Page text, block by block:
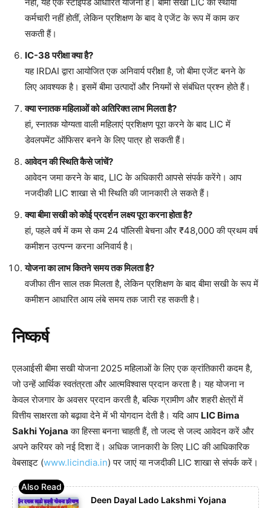
कर्मचारी नहीं होतीं, लेकिन प्रशिक्षण के बाद वे एजेंट के रूप में काम कर
सकती हैं।
IC-38 परीक्षा क्या है?
यह IRDAI द्वारा आयोजित एक अनिवार्य परीक्षा है, जो बीमा एजेंट बनने के
लिए आवश्यक है। इसमें बीमा उत्पादों और नियमों से संबंधित प्रश्न होते हैं।
क्या स्नातक महिलाओं को अतिरिक्त लाभ मिलता है?
हां, स्नातक योग्यता वाली महिलाएं प्रशिक्षण पूरा करने के बाद LIC में
डेवलपमेंट ऑफिसर बनने के लिए पात्र हो सकती हैं।
आवेदन की स्थिति कैसे जांचें?
आवेदन जमा करने के बाद, LIC के अधिकारी आपसे संपर्क करेंगे। आप
नजदीकी LIC शाखा से भी स्थिति की जानकारी ले सकते हैं।
क्या बीमा सखी को कोई प्रदर्शन लक्ष्य पूरा करना होता है?
हां, पहले वर्ष में कम से कम 24 पॉलिसी बेचना और ₹48,000 की प्रथम वर्ष
कमीशन उत्पन्न करना अनिवार्य है।
योजना का लाभ कितने समय तक मिलता है?
वजीफा तीन साल तक मिलता है, लेकिन प्रशिक्षण के बाद बीमा सखी के रूप में
कमीशन आधारित आय लंबे समय तक जारी रह सकती है।
निष्कर्ष
एलआईसी बीमा सखी योजना 2025 महिलाओं के लिए एक क्रांतिकारी कदम है,
जो उन्हें आर्थिक स्वतंत्रता और आत्मविश्वास प्रदान करता है। यह योजना न
केवल रोजगार के अवसर प्रदान करती है, बल्कि ग्रामीण और शहरी क्षेत्रों में
वित्तीय साक्षरता को बढ़ावा देने में भी योगदान देती है। यदि आप LIC Bima
Sakhi Yojana का हिस्सा बनना चाहती हैं, तो जल्द से जल्द आवेदन करें और
अपने करियर को नई दिशा दें। अधिक जानकारी के लिए LIC की आधिकारिक
वेबसाइट (www.licindia.in) पर जाएं या नजदीकी LIC शाखा से संपर्क करें।
Deen Dayal Lado Lakshmi Yojana